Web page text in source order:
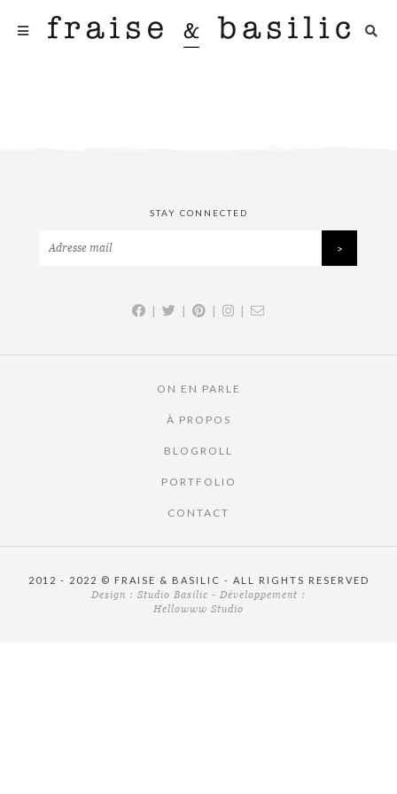
STAY CONNECTED
| | | |
ON EN PARLE
À PROPOS
BLOGROLL
PORTFOLIO
CONTACT
2012 - 2022 © FRAISE & BASILIC - ALL RIGHTS RESERVED
Design : Studio Basilic - Développement :
Hellowww Studio